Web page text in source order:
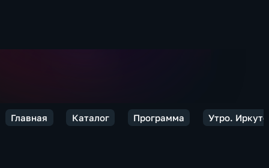
Главная Каталог Программа Утро.